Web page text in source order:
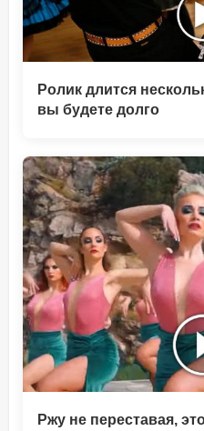
Ролик длится
вы будете долго
Ржу не переставая,